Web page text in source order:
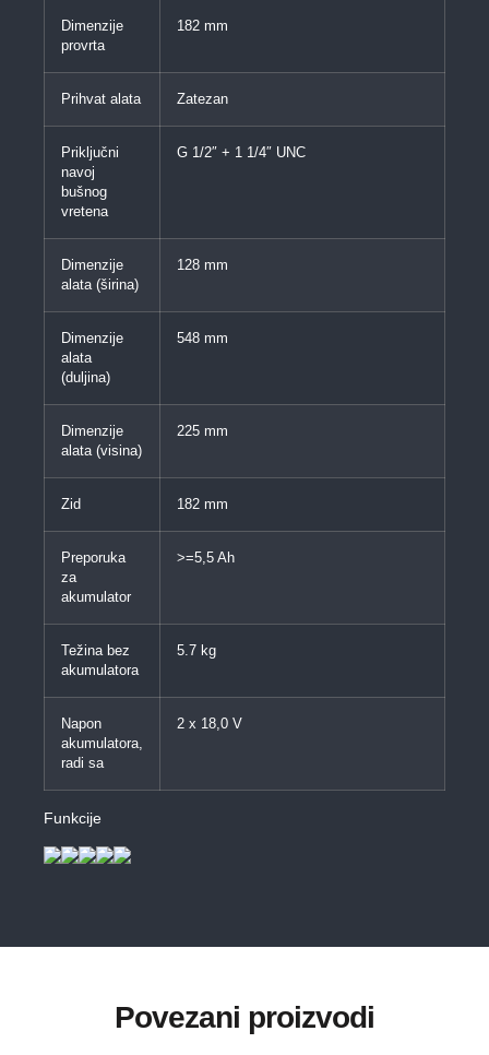
Dimenzije
provrta
182 mm
Prihvat alata Zatezan
Priključni
navoj
bušnog
vretena
G 1/2″ + 1 1/4″ UNC
Dimenzije
alata (širina)
128 mm
Dimenzije
alata
(duljina)
548 mm
Dimenzije
alata (visina)
225 mm
Zid 182 mm
Preporuka
za
akumulator
>=5,5 Ah
Težina bez
akumulatora
5.7 kg
Napon
akumulatora,
radi sa
2 x 18,0 V
Funkcije
Povezani proizvodi